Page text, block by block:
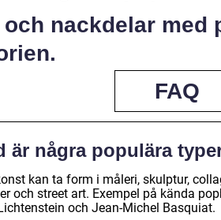
och nackdelar med
FAQ
är några populära
kan ta form i måleri, skulptur,
och street art. Exempel på kända
och Jean-Michel Basquiat.